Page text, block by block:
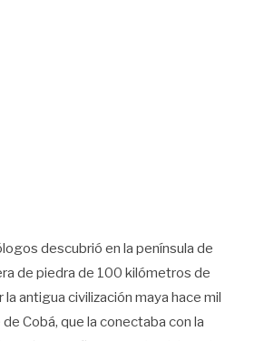
descubrió en la península de
de piedra de 100 kilómetros de
antigua civilización maya hace mil
Cobá, que la conectaba con la